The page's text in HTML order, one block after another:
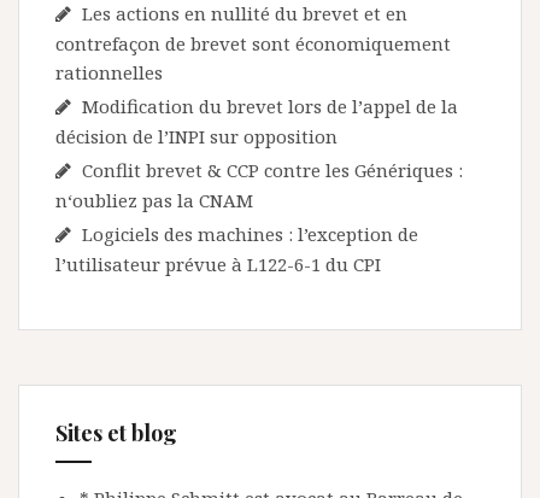
Les actions en nullité du brevet et en
contrefaçon de brevet sont économiquement
rationnelles
Modification du brevet lors de l’appel de la
décision de l’INPI sur opposition
Conflit brevet & CCP contre les Génériques :
n‘oubliez pas la CNAM
Logiciels des machines : l’exception de
l’utilisateur prévue à L122-6-1 du CPI
Sites et blog